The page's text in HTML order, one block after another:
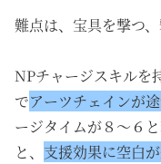
難点は、宝具を撃つ
NPチャージスキルを
でアーツチェインが
ージタイムが８～６
と、 支援効果に空白